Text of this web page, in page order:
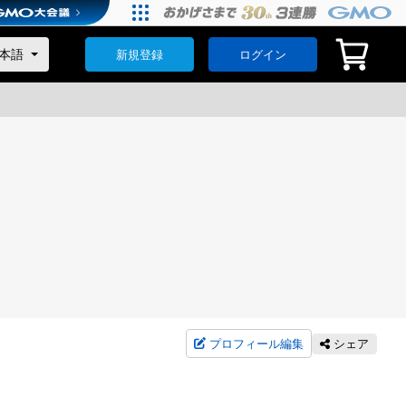
新規登録 ログイン
プロフィール編集 シェア